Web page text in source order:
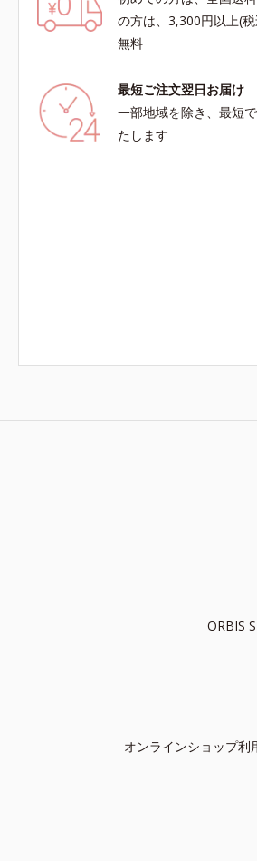
の方は、3,300円以上(
無料
最短ご注文翌日お届け
一部地域を除き、最短
たします
ORBIS
オンラインショップ利